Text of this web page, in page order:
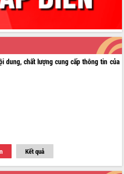
dung, chất lượng cung cấp thông tin của
Kết quả